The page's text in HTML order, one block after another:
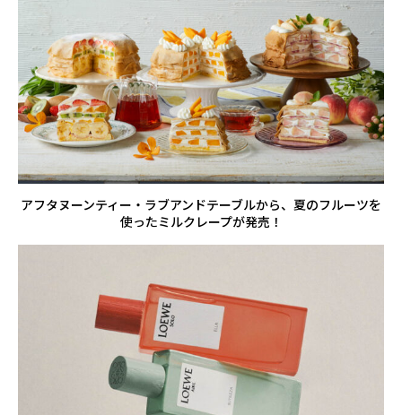
アフタヌーンティー・ラブアンドテーブルから、夏のフルーツを
使ったミルクレープが発売！